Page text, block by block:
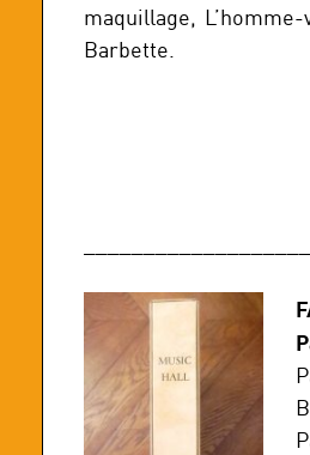
maquillage,
Barbette.